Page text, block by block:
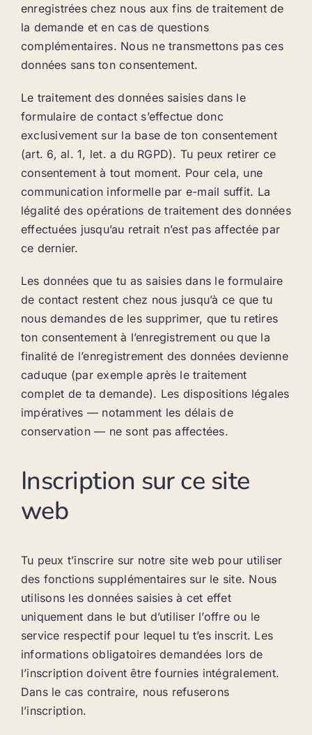
enregistrées chez nous aux fins de traitement de
la demande et en cas de questions
complémentaires. Nous ne transmettons pas ces
données sans ton consentement.
Le traitement des données saisies dans le
formulaire de contact s’effectue donc
exclusivement sur la base de ton consentement
(art. 6, al. 1, let. a du RGPD). Tu peux retirer ce
consentement à tout moment. Pour cela, une
communication informelle par e-mail suffit. La
légalité des opérations de traitement des données
effectuées jusqu’au retrait n’est pas affectée par
ce dernier.
Les données que tu as saisies dans le formulaire
de contact restent chez nous jusqu’à ce que tu
nous demandes de les supprimer, que tu retires
ton consentement à l’enregistrement ou que la
finalité de l’enregistrement des données devienne
caduque (par exemple après le traitement
complet de ta demande). Les dispositions légales
impératives — notamment les délais de
conservation — ne sont pas affectées.
Inscription sur ce site
web
Tu peux t’inscrire sur notre site web pour utiliser
des fonctions supplémentaires sur le site. Nous
utilisons les données saisies à cet effet
uniquement dans le but d’utiliser l’offre ou le
service respectif pour lequel tu t’es inscrit. Les
informations obligatoires demandées lors de
l’inscription doivent être fournies intégralement.
Dans le cas contraire, nous refuserons
l’inscription.